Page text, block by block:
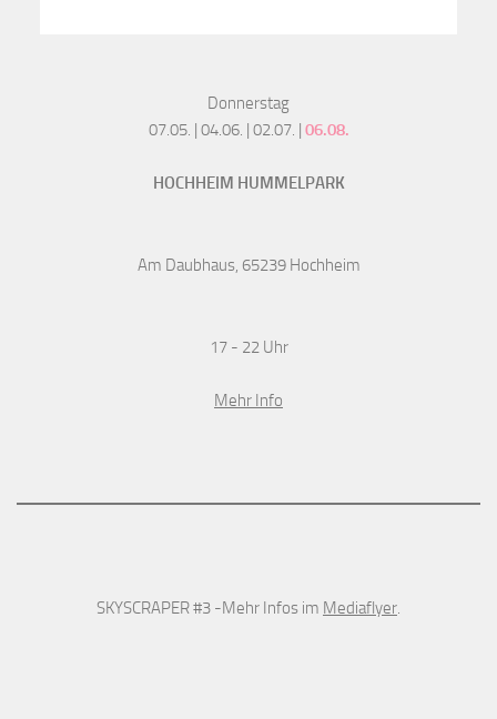
Donnerstag
07.05. | 04.06. | 02.07. | 06.08.
HOCHHEIM HUMMELPARK
Am Daubhaus, 65239 Hochheim
17 - 22 Uhr
Mehr Info
SKYSCRAPER #3 -Mehr Infos im Mediaflyer.